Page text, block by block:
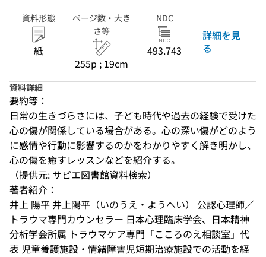
資料形態
紙
ページ数・大き
さ等
255p ; 19cm
NDC
493.743
詳細を見
る
資料詳細
要約等：
日常の生きづらさには、子ども時代や過去の経験で受けた
心の傷が関係している場合がある。心の深い傷がどのよう
に感情や行動に影響するのかをわかりやすく解き明かし、
心の傷を癒すレッスンなどを紹介する。
（提供元: サピエ図書館資料検索）
著者紹介：
井上 陽平 井上陽平（いのうえ・ようへい） 公認心理師／
トラウマ専門カウンセラー 日本心理臨床学会、日本精神
分析学会所属 トラウマケア専門「こころのえ相談室」代
表 児童養護施設・情緒障害児短期治療施設での活動を経